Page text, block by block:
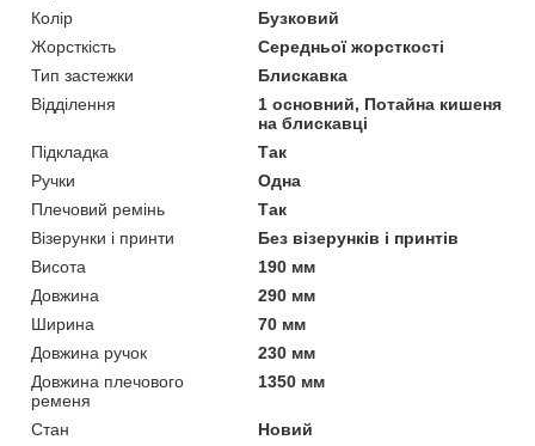
Колір
Бузковий
Жорсткість
Середньої жорсткості
Тип застежки
Блискавка
Відділення
1 основний, Потайна кишеня
на блискавці
Підкладка
Так
Ручки
Одна
Плечовий ремінь
Так
Візерунки і принти
Без візерунків і принтів
Висота
190 мм
Довжина
290 мм
Ширина
70 мм
Довжина ручок
230 мм
Довжина плечового
ременя
1350 мм
Стан
Новий